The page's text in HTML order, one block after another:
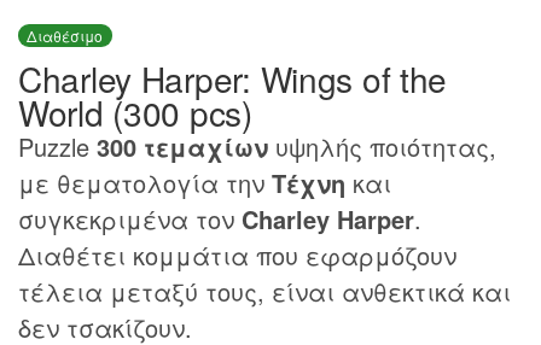
Διαθέσιμο
Charley Harper: Wings of the
World (300 pcs)
Puzzle 300 τεμαχίων υψηλής ποιότητας,
με θεματολογία την Τέχνη και
συγκεκριμένα τον Charley Harper.
Διαθέτει κομμάτια που εφαρμόζουν
τέλεια μεταξύ τους, είναι ανθεκτικά και
δεν τσακίζουν.